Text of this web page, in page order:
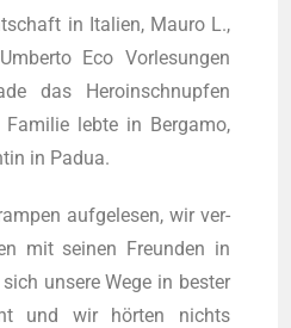
in Ita­li­en, Mau­ro L.,
Eco Vor­le­sun­gen
das Hero­in­schnup­fen
leb­te in Ber­ga­mo,
in Padua.
auf­ge­le­sen, wir ver­
mit sei­nen Freun­den in
unse­re Wege in bes­ter
und wir hörten nichts